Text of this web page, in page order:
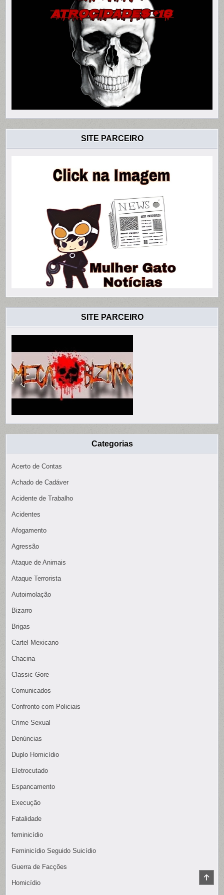
SITE PARCEIRO
SITE PARCEIRO
Categorias
Acerto de Contas
Achado de Cadáver
Acidente de Trabalho
Acidentes
Afogamento
Agressão
Ataque de Animais
Ataque Terrorista
Autoimolação
Bizarro
Brigas
Cartel Mexicano
Chacina
Classic Gore
Comunicados
Confronto com Policiais
Crime Sexual
Denúncias
Duplo Homicídio
Eletrocutado
Espancamento
Execução
Fatalidade
feminicídio
Feminicídio Seguido Suicídio
Guerra de Facções
Homicídio
TO